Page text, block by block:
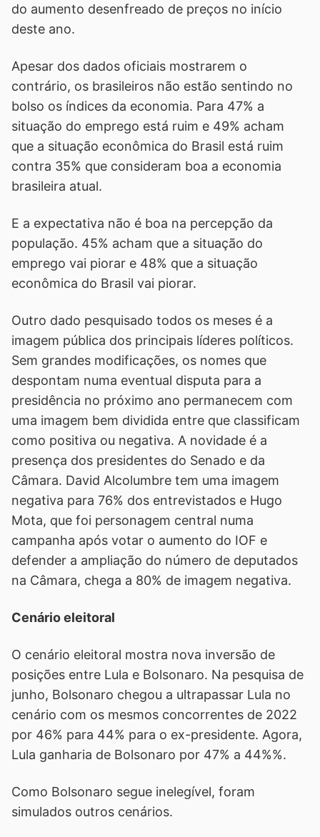
do aumento desenfreado de preços no início
deste ano.
Apesar dos dados oficiais mostrarem o
contrário, os brasileiros não estão sentindo no
bolso os índices da economia. Para 47% a
situação do emprego está ruim e 49% acham
que a situação econômica do Brasil está ruim
contra 35% que consideram boa a economia
brasileira atual.
E a expectativa não é boa na percepção da
população. 45% acham que a situação do
emprego vai piorar e 48% que a situação
econômica do Brasil vai piorar.
Outro dado pesquisado todos os meses é a
imagem pública dos principais líderes políticos.
Sem grandes modificações, os nomes que
despontam numa eventual disputa para a
presidência no próximo ano permanecem com
uma imagem bem dividida entre que classificam
como positiva ou negativa. A novidade é a
presença dos presidentes do Senado e da
Câmara. David Alcolumbre tem uma imagem
negativa para 76% dos entrevistados e Hugo
Mota, que foi personagem central numa
campanha após votar o aumento do IOF e
defender a ampliação do número de deputados
na Câmara, chega a 80% de imagem negativa.
Cenário eleitoral
O cenário eleitoral mostra nova inversão de
posições entre Lula e Bolsonaro. Na pesquisa de
junho, Bolsonaro chegou a ultrapassar Lula no
cenário com os mesmos concorrentes de 2022
por 46% para 44% para o ex-presidente. Agora,
Lula ganharia de Bolsonaro por 47% a 44%%.
Como Bolsonaro segue inelegível, foram
simulados outros cenários.